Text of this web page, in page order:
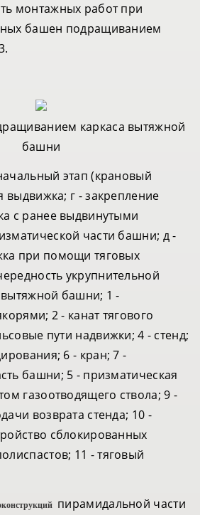
монтажных работ при
башен подращиванием
каркаса вытяжной
башни
этап (крановый
выдвижка; г - закрепление
с ранее выдвинутыми
части башни; д -
при помощи тяговых
укрупнительной
башни; 1 -
2 - канат тягового
пути надвижки; 4 - стенд;
6 - кран; 7 -
башни; 5 - призматическая
газоотводящего ствола; 9 -
возврата стенда; 10 -
сблокированных
11 - тяговый
пирамидальной части